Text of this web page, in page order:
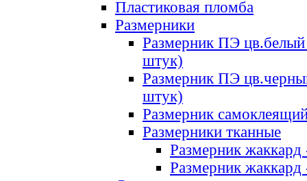
Пластиковая пломба
Размерники
Размерник ПЭ цв.белый
штук)
Размерник ПЭ
штук)
Размерник
Размерники тканные
Размерник
Размерник